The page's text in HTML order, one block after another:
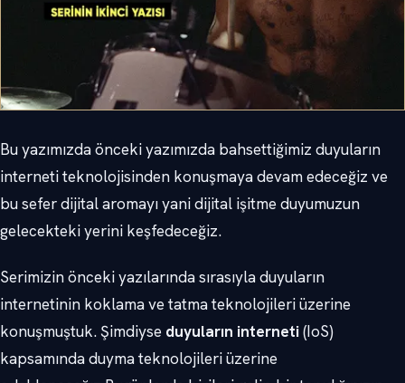
Bu yazımızda önceki yazımızda bahsettiğimiz duyuların
interneti teknolojisinden konuşmaya devam edeceğiz ve
bu sefer dijital aromayı yani dijital işitme duyumuzun
gelecekteki yerini keşfedeceğiz.
Serimizin önceki yazılarında sırasıyla duyuların
internetinin koklama ve tatma teknolojileri üzerine
konuşmuştuk. Şimdiyse duyuların interneti(IoS)
kapsamında duyma teknolojileri üzerine